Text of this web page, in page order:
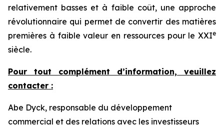
relativement basses et à faible coût, une approche
révolutionnaire qui permet de convertir des matières
premières à faible valeur en ressources pour le XXIe
siècle.
Pour tout complément d’information, veuillez
contacter :
Abe Dyck, responsable du développement
commercial et des relations avec les investisseurs